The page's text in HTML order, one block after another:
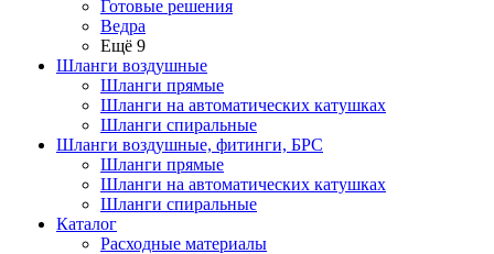
Готовые решения
Ведра
Ещё 9
Шланги воздушные
Шланги прямые
Шланги на автоматических катушках
Шланги спиральные
Шланги воздушные, фитинги, БРС
Шланги прямые
Шланги на автоматических катушках
Шланги спиральные
Каталог
Расходные материалы